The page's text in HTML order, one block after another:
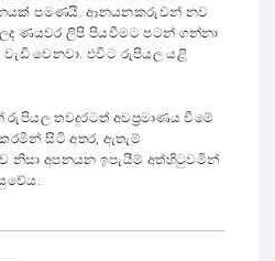
පමණයි. ආනයනකරුවන් නව
ණයවර ලිපි පියවීමට පටන් ගන්නා
වැඩි වෙනවා. එවිට රුපියල යළි
රුපියල තවදුරටත් අවප්‍රමාණය වීමේ
කරමින් සිටි අතර, ඇතැම්
නිසා අපනයන ඉපැයීම් අත්හිටුවමින්